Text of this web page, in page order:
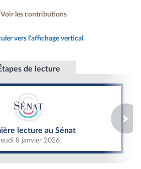
Voir les contributions
vers l'affichage vertical
de lecture
lecture au Sénat
8 janvier 2026
lecture au Sénat